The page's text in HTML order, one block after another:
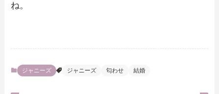
ね。
ジャニーズ ジャニーズ 匂わせ 結婚